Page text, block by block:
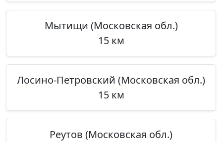
Мытищи (Московская обл.)
15 км
Лосино-Петровский (Московская обл.)
15 км
Реутов (Московская обл.)